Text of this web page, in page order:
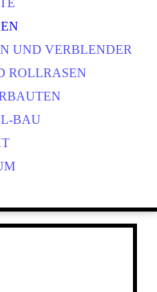
UND VERBLENDER
ROLLRASEN
BAU